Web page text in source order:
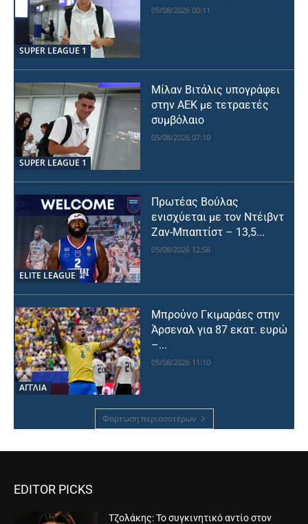
SUPER LEAGUE 1
05/08/2026 00:11
SUPER LEAGUE 1
Μίλαν Βιτάλις υπογράφει
στην ΑΕΚ με τετραετές
συμβόλαιο
05/08/2026 07:10
ELITE LEAGUE
Πρωτέας Βούλας
ενισχύεται με τον Ντέιβντ
Ζαν-Μπαπτίστ – 13,5...
05/08/2026 12:58
ΑΓΓΛΙΑ
Μπρούνο Γκιμαράες στην
Άρσεναλ για 87 εκατ. ευρώ
–...
05/08/2026 11:10
Φόρτωση περισσοτέρων
EDITOR PICKS
Τζολάκης: Το συγκινητικό αντίο στον